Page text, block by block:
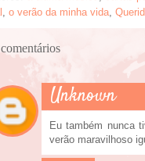
, o verão da minha vida,
Unknown
Eu também nunca
verão maravilhoso